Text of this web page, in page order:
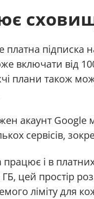
підписка
включати від
плани також
акаунт
сервісів,
працює і в
цей простір
ліміту для